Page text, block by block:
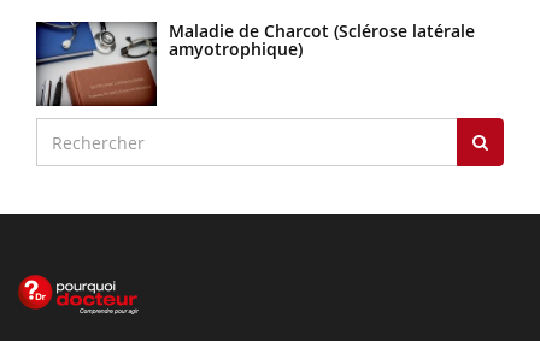
Maladie de Charcot (Sclérose latérale
amyotrophique)